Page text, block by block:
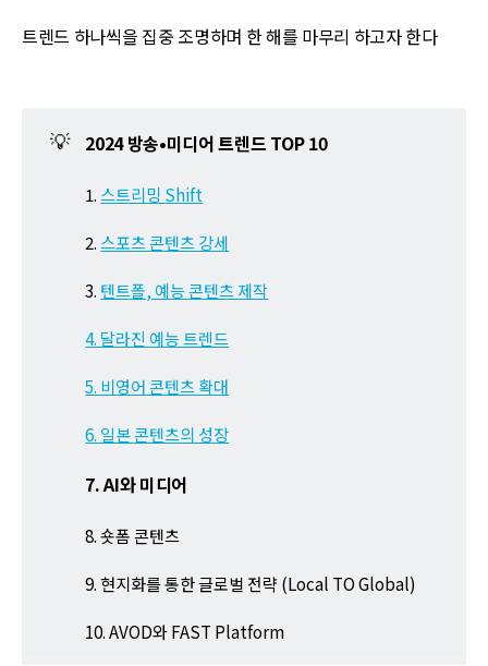
트렌드 하나씩을 집중 조명하며 한 해를 마무리 하고자 한다
💡 2024 방송•미디어 트렌드 TOP 10
1.스트리밍 Shift
2.스포츠 콘텐츠 강세
3. 텐트폴, 예능 콘텐츠 제작
4. 달라진 예능 트렌드
5. 비영어 콘텐츠 확대
6. 일본 콘텐츠의 성장
7. AI와 미디어
8. 숏폼 콘텐츠
9. 현지화를 통한 글로벌 전략 (Local TO Global)
10. AVOD와 FAST Platform